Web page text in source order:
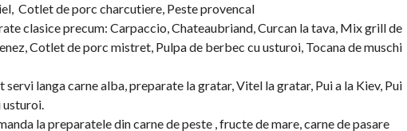
Cotlet de porc charcutiere, Peste provencal
clasice precum: Carpaccio, Chateaubriand, Curcan la tava, Mix grill de
Cotlet de porc mistret, Pulpa de berbec cu usturoi, Tocana de muschi
langa carne alba, preparate la gratar, Vitel la gratar, Pui a la Kiev, Pui
usturoi.
la preparatele din carne de peste , fructe de mare, carne de pasare